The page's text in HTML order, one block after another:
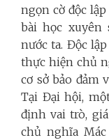
ngọn cờ độc
bài học xuyên
nước ta. Độc
thực hiện chủ
cơ sở bảo đảm
Tại Đại hội,
định vai trò,
chủ nghĩa